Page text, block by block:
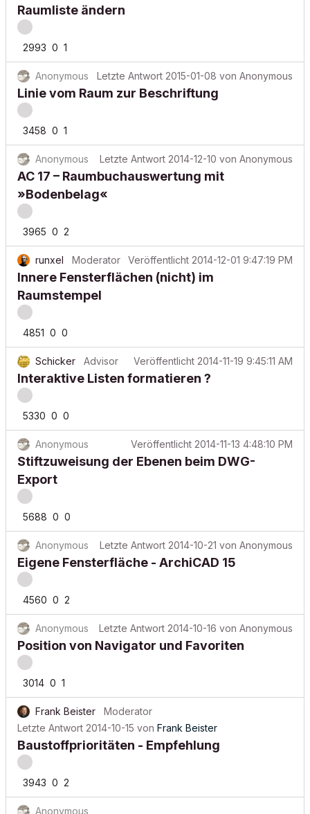
Raumliste ändern
2993 0 1
Anonymous Letzte Antwort 2015-01-08 von Anonymous
Linie vom Raum zur Beschriftung
3458 0 1
Anonymous Letzte Antwort 2014-12-10 von Anonymous
AC 17 – Raumbuchauswertung mit
»Bodenbelag«
3965 0 2
runxel Moderator Veröffentlicht 2014-12-01 9:47:19 PM
Innere Fensterflächen (nicht) im
Raumstempel
4851 0 0
Schicker Advisor Veröffentlicht 2014-11-19 9:45:11 AM
Interaktive Listen formatieren ?
5330 0 0
Anonymous Veröffentlicht 2014-11-13 4:48:10 PM
Stiftzuweisung der Ebenen beim DWG-
Export
5688 0 0
Anonymous Letzte Antwort 2014-10-21 von Anonymous
Eigene Fensterfläche - ArchiCAD 15
4560 0 2
Anonymous Letzte Antwort 2014-10-16 von Anonymous
Position von Navigator und Favoriten
3014 0 1
Frank Beister
Moderator
Letzte Antwort 2014-10-15 von Frank Beister
Baustoffprioritäten - Empfehlung
3943 0 2
Anonymous